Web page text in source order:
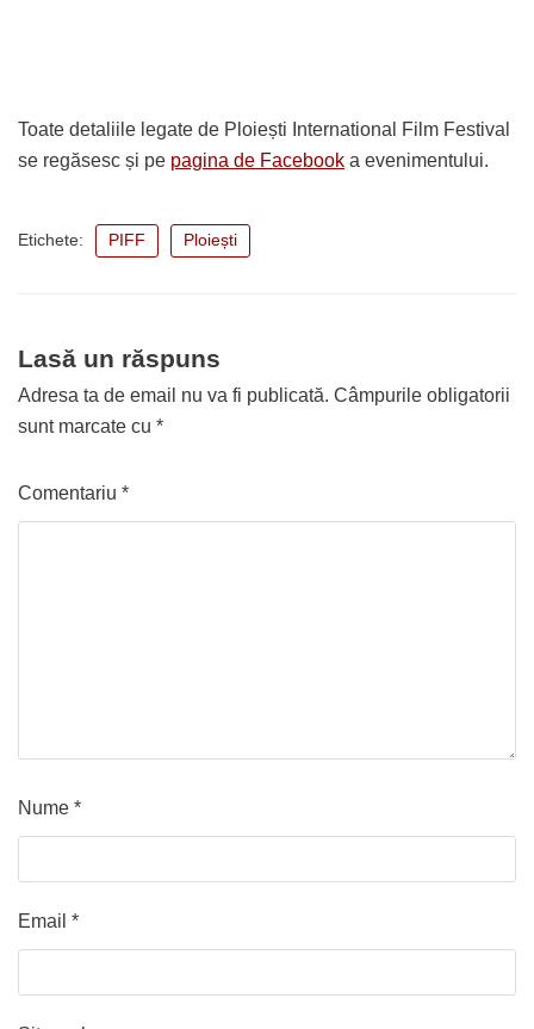
Toate detaliile legate de Ploiești International Film Festival
se regăsesc și pe pagina de Facebook a evenimentului.
Etichete: PIFF Ploiești
Lasă un răspuns
Adresa ta de email nu va fi publicată. Câmpurile obligatorii
sunt marcate cu *
Comentariu *
Nume *
Email *